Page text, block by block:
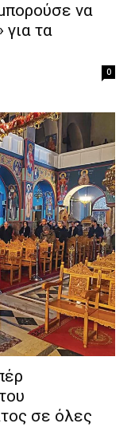
να
για τα
0
σε όλες